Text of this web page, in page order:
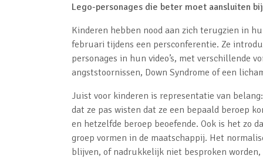
Lego-personages die beter moet aansluiten
Kinderen hebben nood aan zich terugzien in
februari tijdens een persconferentie. Ze
personages in hun video’s, met verschillende
angststoornissen, Down Syndrome of een
Juist voor kinderen is representatie van
dat ze pas wisten dat ze een bepaald beroep
en hetzelfde beroep beoefende. Ook is het zo
groep vormen in de maatschappij. Het
blijven, of nadrukkelijk niet besproken